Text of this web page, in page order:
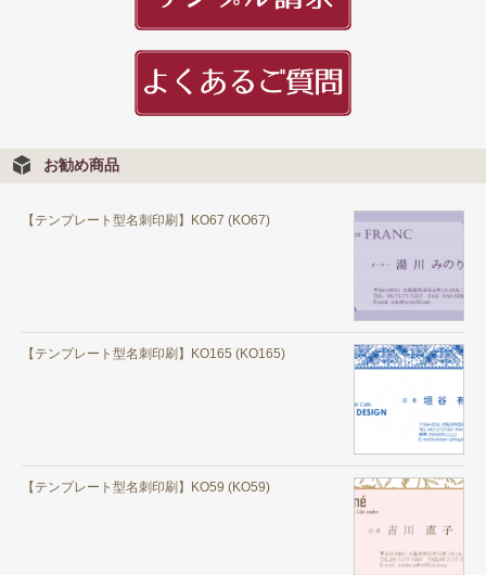
お勧め商品
【テンプレート型名刺印刷】KO67 (KO67)
【テンプレート型名刺印刷】KO165 (KO165)
【テンプレート型名刺印刷】KO59 (KO59)